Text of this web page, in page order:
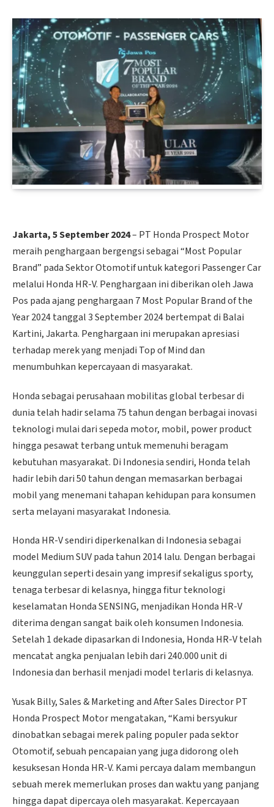
Jakarta, 5 September 2024– PT Honda Prospect Motor
meraih penghargaan bergengsi sebagai “Most Popular
Brand” pada Sektor Otomotif untuk kategori Passenger Car
melalui Honda HR-V. Penghargaan ini diberikan oleh Jawa
Pos pada ajang penghargaan 7 Most Popular Brand of the
Year 2024 tanggal 3 September 2024 bertempat di Balai
Kartini, Jakarta. Penghargaan ini merupakan apresiasi
terhadap merek yang menjadi Top of Mind dan
menumbuhkan kepercayaan di masyarakat.
Honda sebagai perusahaan mobilitas global terbesar di
dunia telah hadir selama 75 tahun dengan berbagai inovasi
teknologi mulai dari sepeda motor, mobil, power product
hingga pesawat terbang untuk memenuhi beragam
kebutuhan masyarakat. Di Indonesia sendiri, Honda telah
hadir lebih dari 50 tahun dengan memasarkan berbagai
mobil yang menemani tahapan kehidupan para konsumen
serta melayani masyarakat Indonesia.
Honda HR-V sendiri diperkenalkan di Indonesia sebagai
model Medium SUV pada tahun 2014 lalu. Dengan berbagai
keunggulan seperti desain yang impresif sekaligus sporty,
tenaga terbesar di kelasnya, hingga fitur teknologi
keselamatan Honda SENSING, menjadikan Honda HR-V
diterima dengan sangat baik oleh konsumen Indonesia.
Setelah 1 dekade dipasarkan di Indonesia, Honda HR-V telah
mencatat angka penjualan lebih dari 240.000 unit di
Indonesia dan berhasil menjadi model terlaris di kelasnya.
Yusak Billy, Sales & Marketing and After Sales Director PT
Honda Prospect Motor mengatakan, “Kami bersyukur
dinobatkan sebagai merek paling populer pada sektor
Otomotif, sebuah pencapaian yang juga didorong oleh
kesuksesan Honda HR-V. Kami percaya dalam membangun
sebuah merek memerlukan proses dan waktu yang panjang
hingga dapat dipercaya oleh masyarakat. Kepercayaan